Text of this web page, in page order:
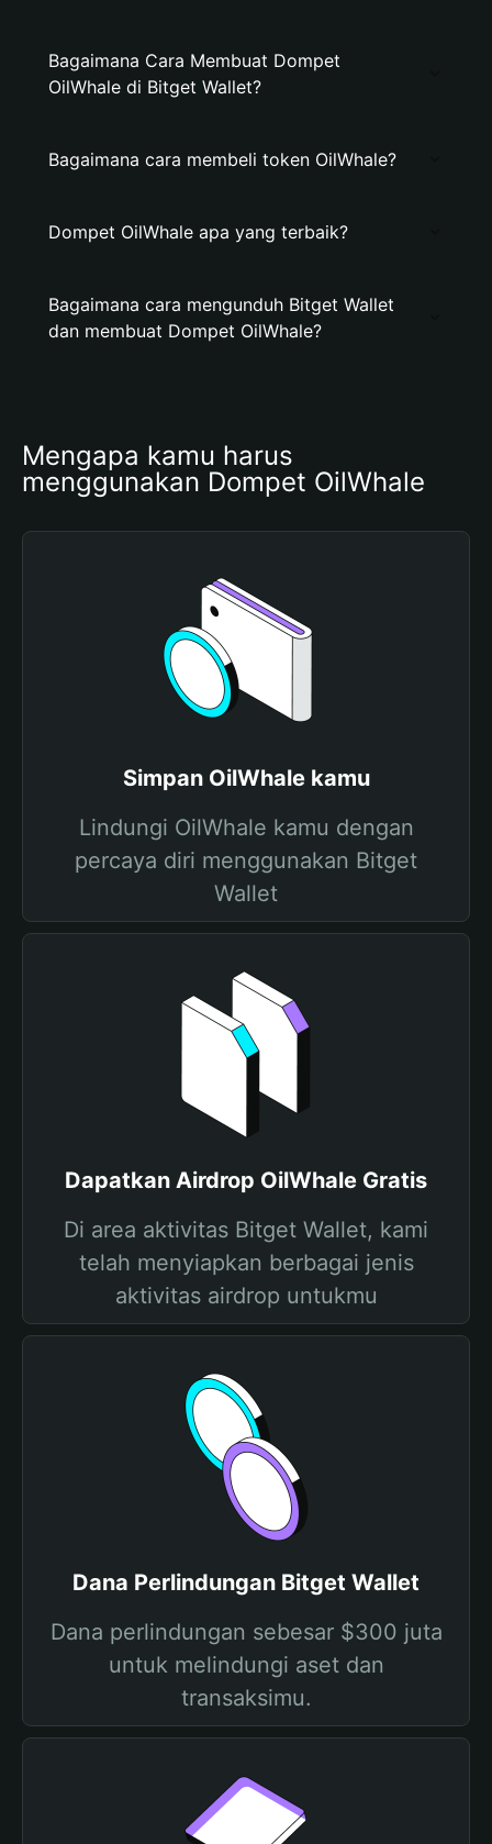
Bagaimana Cara Membuat Dompet
OilWhale di Bitget Wallet?
Bagaimana cara membeli token OilWhale?
Dompet OilWhale apa yang terbaik?
Bagaimana cara mengunduh Bitget Wallet
dan membuat Dompet OilWhale?
Mengapa kamu harus
menggunakan Dompet OilWhale
Simpan OilWhale kamu
Lindungi OilWhale kamu dengan
percaya diri menggunakan Bitget
Wallet
Dapatkan Airdrop OilWhale Gratis
Di area aktivitas Bitget Wallet, kami
telah menyiapkan berbagai jenis
aktivitas airdrop untukmu
Dana Perlindungan Bitget Wallet
Dana perlindungan sebesar $300 juta
untuk melindungi aset dan
transaksimu.